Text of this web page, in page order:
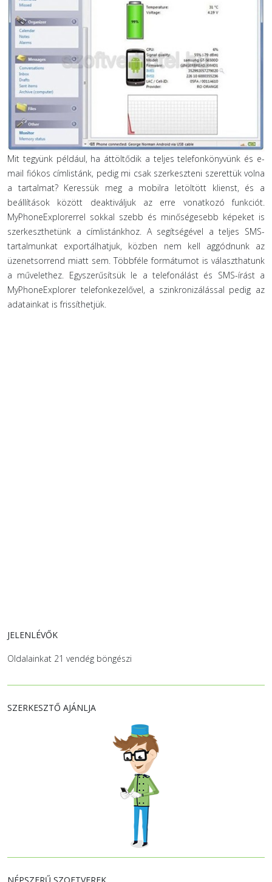
Mit tegyünk például, ha áttöltődik a teljes telefonkönyvünk és e-
mail fiókos címlistánk, pedig mi csak szerkeszteni szerettük volna
a tartalmat? Keressük meg a mobilra letöltött klienst, és a
beállítások között deaktiváljuk az erre vonatkozó funkciót.
MyPhoneExplorerrel sokkal szebb és minőségesebb képeket is
szerkeszthetünk a címlistánkhoz. A segítségével a teljes SMS-
tartalmunkat exportálhatjuk, közben nem kell aggódnunk az
üzenetsorrend miatt sem. Többféle formátumot is választhatunk
a művelethez. Egyszerűsítsük le a telefonálást és SMS-írást a
MyPhoneExplorer telefonkezelővel, a szinkronizálással pedig az
adatainkat is frissíthetjük.
JELENLÉVŐK
Oldalainkat 21 vendég böngészi
SZERKESZTŐ AJÁNLJA
NÉPSZERŰ SZOFTVEREK